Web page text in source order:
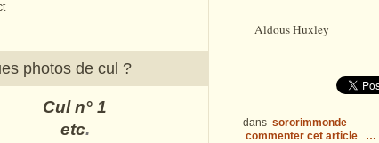
photos de cul ?
Cul n° 1
etc.
Aldous Huxley
dans sororimmonde
commenter cet article
…